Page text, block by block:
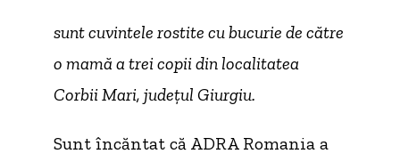
sunt cuvintele rostite cu bucurie de către
o mamă a trei copii din localitatea
Corbii Mari, județul Giurgiu.
Sunt încăntat că ADRA Romania a